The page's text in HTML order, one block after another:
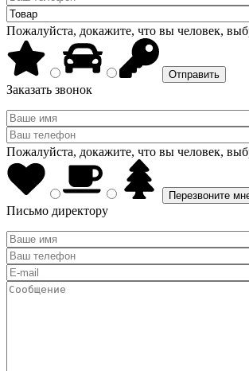
Пожалуйста, докажите, что вы человек,
Заказать звонок
Пожалуйста, докажите, что вы человек,
Письмо директору